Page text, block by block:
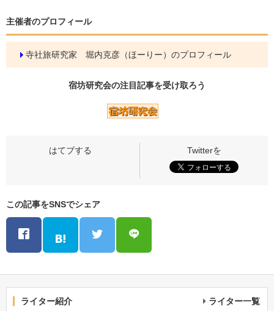
主催者のプロフィール
寺社旅研究家 堀内克彦（ほーりー）のプロフィール
宿坊研究会の注目記事を受け取ろう
この記事をSNSでシェア
ライター紹介 ライター一覧